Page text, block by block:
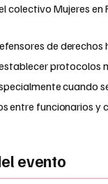
colectivo Mujeres en
de derechos
protocolos
cuando
entre funcionarios y
evento